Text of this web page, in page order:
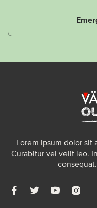
Lorem ipsum dolor sit
Curabitur vel velit leo.